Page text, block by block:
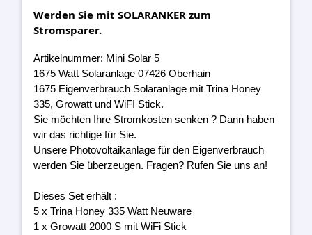
Werden Sie mit SOLARANKER zum
Stromsparer.
Artikelnummer: Mini Solar 5
1675 Watt Solaranlage 07426 Oberhain
1675 Eigenverbrauch Solaranlage mit Trina Honey
335, Growatt und WiFI Stick.
Sie möchten Ihre Stromkosten senken ? Dann haben
wir das richtige für Sie.
Unsere Photovoltaikanlage für den Eigenverbrauch
werden Sie überzeugen. Fragen? Rufen Sie uns an!
Dieses Set erhält :
5 x Trina Honey 335 Watt Neuware
1 x Growatt 2000 S mit WiFi Stick